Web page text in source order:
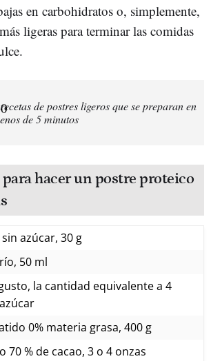
en carbohidratos o, simplemente,
ligeras para terminar las comidas
de postres ligeros que se preparan en
de 5 minutos
hacer un postre proteico
azúcar, 30 g
50 ml
la cantidad equivalente a 4
0% materia grasa, 400 g
70 % de cacao, 3 o 4 onzas